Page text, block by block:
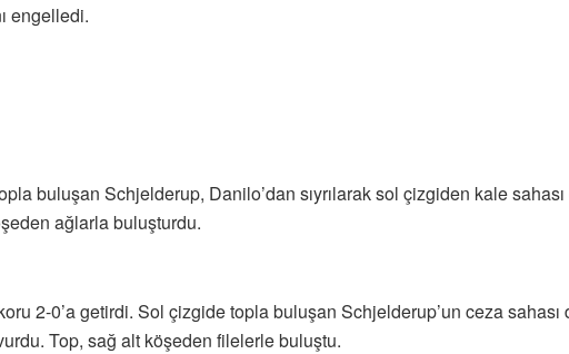
engelledi.
buluşan Schjelderup, Danilo’dan sıyrılarak sol çizgiden kale sahası
ağlarla buluşturdu.
2-0’a getirdi. Sol çizgide topla buluşan Schjelderup’un ceza sahası
Top, sağ alt köşeden filelerle buluştu.